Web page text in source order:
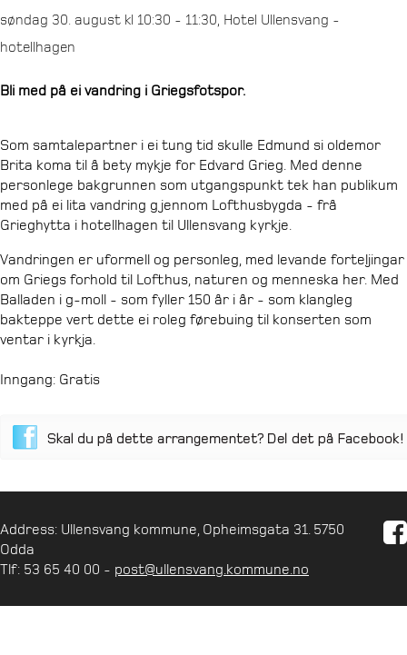
søndag 30. august kl 10:30 - 11:30, Hotel Ullensvang -
hotellhagen
Bli med på ei vandring i Griegsfotspor.
Som samtalepartner i ei tung tid skulle Edmund si oldemor
Brita koma til å bety mykje for Edvard Grieg. Med denne
personlege bakgrunnen som utgangspunkt tek han publikum
med på ei lita vandring gjennom Lofthusbygda - frå
Grieghytta i hotellhagen til Ullensvang kyrkje.
Vandringen er uformell og personleg, med levande forteljingar
om Griegs forhold til Lofthus, naturen og menneska her. Med
Balladen i g-moll - som fyller 150 år i år - som klangleg
bakteppe vert dette ei roleg førebuing til konserten som
ventar i kyrkja.
Inngang: Gratis
Address: Ullensvang kommune, Opheimsgata 31. 5750
Odda
Tlf: 53 65 40 00 - post@ullensvang.kommune.no